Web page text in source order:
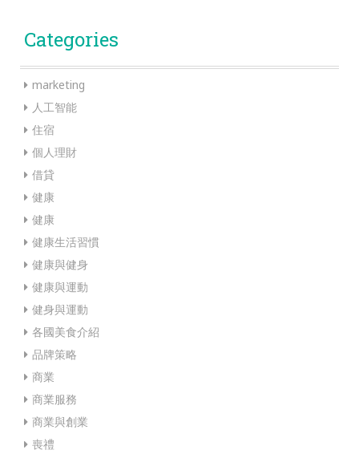
Categories
marketing
人工智能
住宿
個人理財
借貸
健康
健康
健康生活習慣
健康與健身
健康與運動
健身與運動
各國美食介紹
品牌策略
商業
商業服務
商業與創業
喪禮